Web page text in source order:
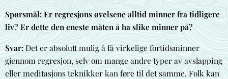
Spørsmål: Er regresjons øvelsene alltid minner fra tidligere
liv? Er dette den eneste måten å ha slike minner på?
Svar:Det er absolutt mulig å få virkelige fortidsminner
gjennom regresjon, selv om mange andre typer av avslapping
eller meditasjons teknikker kan føre til det samme. Folk kan